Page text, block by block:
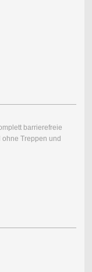
barrierefreie
Treppen und